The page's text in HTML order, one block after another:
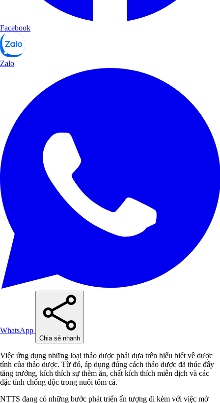
Facebook
Zalo
WhatsApp
Chia sẻ nhanh
Việc ứng dụng những loại thảo dược phải dựa trên hiểu biết về dược
tính của thảo dược. Từ đó, áp dụng đúng cách thảo dược đã thúc đẩy
tăng trưởng, kích thích sự thèm ăn, chất kích thích miễn dịch và các
đặc tính chống độc trong nuôi tôm cá.
NTTS đang có những bước phát triển ấn tượng đi kèm với việc mở